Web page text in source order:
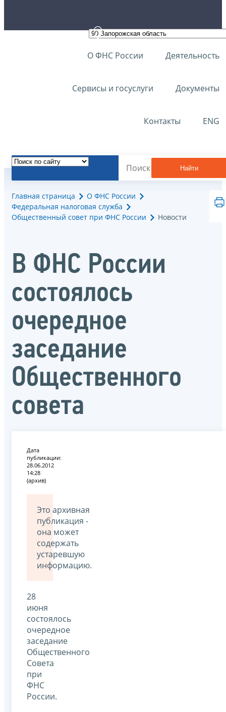
О ФНС России Деятельность
Сервисы и госуслуги Документы
Контакты ENG
Найти
Главная страница
О ФНС России
Федеральная налоговая служба
Общественный совет при ФНС России
Новости
В ФНС России
состоялось
очередное
заседание
Общественного
совета
Дата
публикации:
28.06.2012
14:28
(архив)
Это архивная
публикация -
она может
содержать
устаревшую
информацию.
28
июня
состоялось
очередное
заседание
Общественного
Совета
при
ФНС
России.